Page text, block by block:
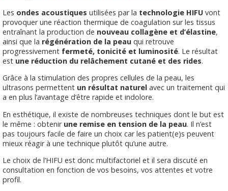
Les ondes acoustiques utilisées par la technologie HIFU vont
provoquer une réaction thermique de coagulation sur les tissus
entraînant la production de nouveau collagène et d’élastine,
ainsi que la régénération de la peau qui retrouve
progressivement fermeté, tonicité et luminosité. Le résultat
est une réduction du relâchement cutané et des rides.
Grâce à la stimulation des propres cellules de la peau, les
ultrasons permettent un résultat naturel avec un traitement qui
a en plus l’avantage d’être rapide et indolore.
En esthétique, il existe de nombreuses techniques dont le but est
le même : obtenir une remise en tension de la peau. Il n’est
pas toujours facile de faire un choix car les patient(e)s peuvent
mieux réagir à une technique plutôt qu’une autre.
Le choix de l’HIFU est donc multifactoriel et il sera discuté en
consultation en fonction de vos besoins, vos attentes et votre
profil.